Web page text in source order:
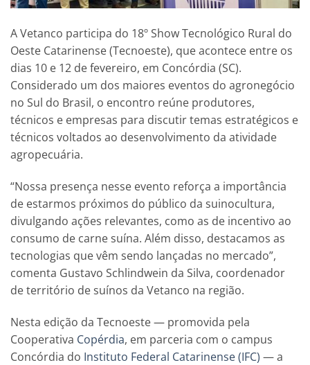
A Vetanco participa do 18º Show Tecnológico Rural do
Oeste Catarinense (Tecnoeste), que acontece entre os
dias 10 e 12 de fevereiro, em Concórdia (SC).
Considerado um dos maiores eventos do agronegócio
no Sul do Brasil, o encontro reúne produtores,
técnicos e empresas para discutir temas estratégicos e
técnicos voltados ao desenvolvimento da atividade
agropecuária.
“Nossa presença nesse evento reforça a importância
de estarmos próximos do público da suinocultura,
divulgando ações relevantes, como as de incentivo ao
consumo de carne suína. Além disso, destacamos as
tecnologias que vêm sendo lançadas no mercado”,
comenta Gustavo Schlindwein da Silva, coordenador
de território de suínos da Vetanco na região.
Nesta edição da Tecnoeste — promovida pela
Cooperativa Copérdia, em parceria com o campus
Concórdia do Instituto Federal Catarinense (IFC) — a